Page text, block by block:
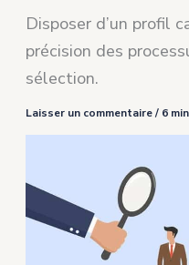
Disposer d’un profil
précision des
sélection.
Laisser un commentaire/ 6